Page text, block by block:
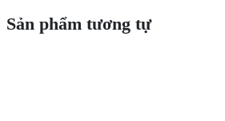
Sản phẩm tương tự